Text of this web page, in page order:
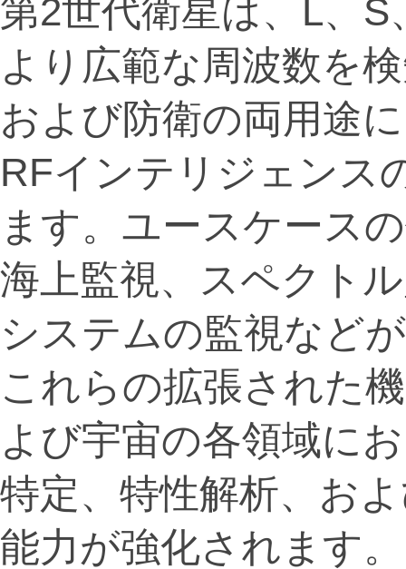
第2世代衛星は、L、
より広範な周波数を
および防衛の両用途
RFインテリジェンス
ます。ユースケース
海上監視、スペクト
システムの監視など
これらの拡張された
よび宇宙の各領域に
特定、特性解析、お
能力が強化されます。